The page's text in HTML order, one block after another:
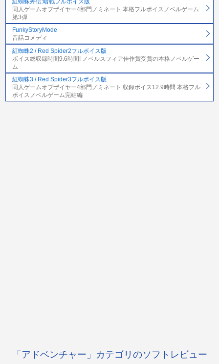
同人ゲームオブザイヤー4部門ノミネート 本格フルボイスノベルゲーム
第3弾
FunkyStoryMode
昔話コメディ
紅蜘蛛2 / Red Spider2フルボイス版
ボイス総収録時間9.6時間! ノベルスフィア佳作賞受賞の本格ノベルゲー
ム
紅蜘蛛3 / Red Spider3フルボイス版
同人ゲームオブザイヤー4部門ノミネート 収録ボイス12.9時間 本格フル
ボイスノベルゲーム完結編
「アドベンチャー」カテゴリのソフトレビュー